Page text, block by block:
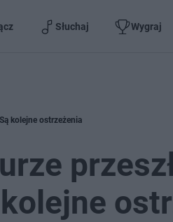
Słuchaj Wygraj
kolejne ostrzeżenia